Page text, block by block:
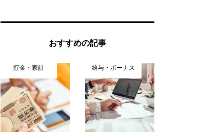
おすすめの記事
貯金・家計 給与・ボーナス